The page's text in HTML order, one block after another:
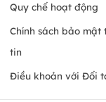
Quy chế hoạt động
Chính sách bảo mật
tin
Điều khoản với Đối